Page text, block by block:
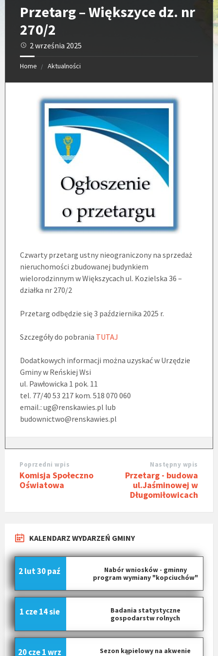
Przetarg – Większyce dz. nr
270/2
2 września 2025
Home Aktualności
Czwarty przetarg ustny nieograniczony na sprzedaż
nieruchomości zbudowanej budynkiem
wielorodzinnym w Większycach ul. Kozielska 36 –
działka nr 270/2
Przetarg odbędzie się 3 października 2025 r.
Szczegóły do pobrania TUTAJ
Dodatkowych informacji można uzyskać w Urzędzie
Gminy w Reńskiej Wsi
ul. Pawłowicka 1 pok. 11
tel. 77/40 53 217 kom. 518 070 060
email.: ug@renskawies.pl lub
budownictwo@renskawies.pl
Poprzedni wpis
Komisja Społeczno
Oświatowa
Następny wpis
Przetarg - budowa
ul.Jaśminowej w
Długomiłowicach
KALENDARZ WYDARZEŃ GMINY
Nabór wniosków - gminny
program wymiany "kopciuchów"
2 lut30 paź
Badania statystyczne
gospodarstw rolnych
1 cze 14 sie
Sezon kąpielowy na akwenie
20 cze 1 wrz